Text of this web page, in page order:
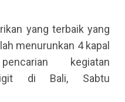
yang terbaik yang
menurunkan 4 kapal
kegiatan
di Bali, Sabtu